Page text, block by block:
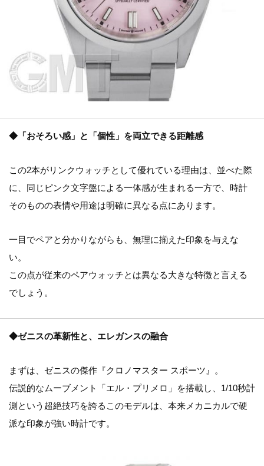
◆「おそろい感」と「個性」を両立できる距離感
この2本がリンクウォッチとして優れている理由は、並べた際
に、同じピンク文字盤による一体感が生まれる一方で、時計
そのものの表情や用途は明確に異なる点にあります。
一目でペアと分かりながらも、無理に揃えた印象を与えな
い。
この点が従来のペアウォッチとは異なる大きな特徴と言える
でしょう。
◆ゼニスの革新性と、エレガンスの融合
まずは、ゼニスの傑作『クロノマスター スポーツ』。
伝説的なムーブメント「エル・プリメロ」を搭載し、1/10秒計
測という超絶技巧を誇るこのモデルは、本来メカニカルで硬
派な印象が強い時計です。